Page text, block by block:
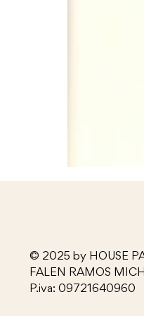
© 2025 by HOUSE
FALEN RAMOS
P.iva: 09721640960